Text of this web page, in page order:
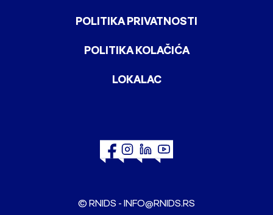
POLITIKA PRIVATNOSTI
POLITIKA KOLAČIĆA
LOKALAC
© RNIDS - INFO@RNIDS.RS